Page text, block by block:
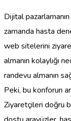
Dijital
zamanda hasta
web sitelerini
almanın kolaylığı
randevu almanın
Peki, bu konforun
Ziyaretçileri doğru